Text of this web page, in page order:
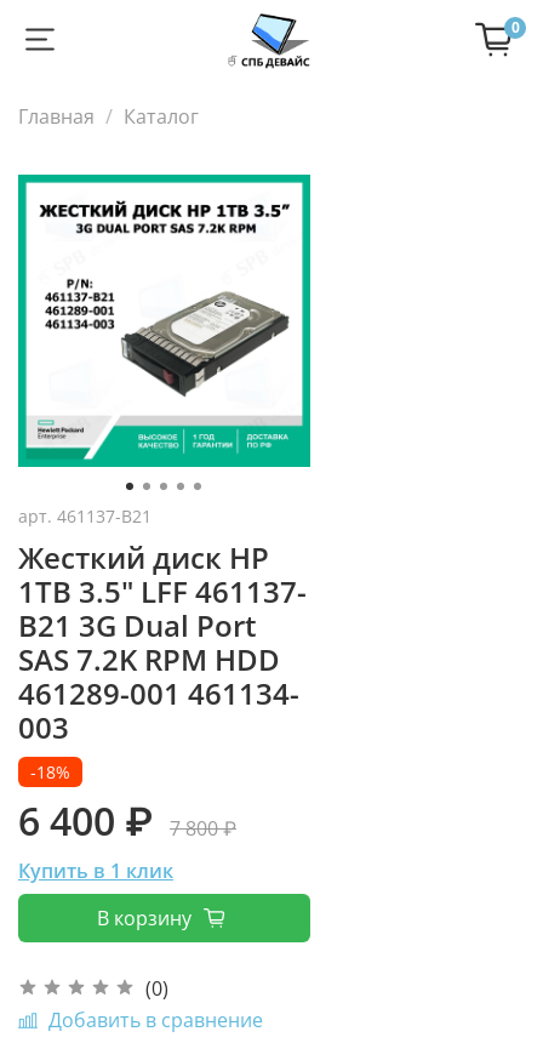
0
Главная Каталог
арт. 461137-B21
Жесткий диск HP
1TB 3.5" LFF 461137-
B21 3G Dual Port
SAS 7.2K RPM HDD
461289-001 461134-
003
(0)
Добавить в сравнение
-18%
6 400 ₽
7 800 ₽
Купить в 1 клик
В корзину